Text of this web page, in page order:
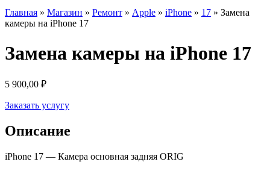
Главная » Магазин » Ремонт » Apple » iPhone » 17 » Замена
камеры на iPhone 17
Замена камеры на iPhone 17
5 900,00 ₽
Заказать услугу
Описание
iPhone 17 — Камера основная задняя ORIG